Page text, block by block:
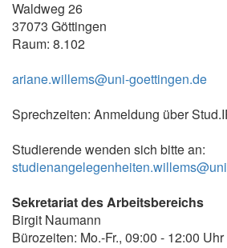
Waldweg 26
37073 Göttingen
Raum: 8.102
ariane.willems@uni-goettingen.de
Sprechzeiten: Anmeldung über
Studierende wenden sich bitte an:
Sekretariat des Arbeitsbereichs
Birgit Naumann
Bürozeiten: Mo.-Fr., 09:00 - 12:00 Uhr